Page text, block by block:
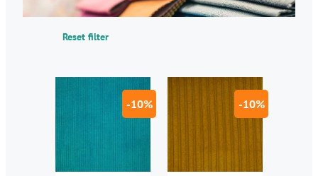
Reset filter
-10% -10%